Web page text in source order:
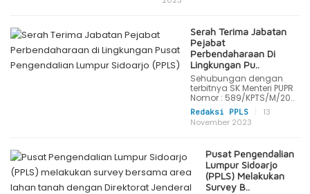
Serah Terima Jabatan
Pejabat
Perbendaharaan Di
Lingkungan Pu..
Sehubungan dengan
terbitnya SK Menteri PUPR
Nomor : 589/KPTS/M/20..
Redaksi PPLS
13
November 2023
Pusat Pengendalian
Lumpur Sidoarjo
(PPLS) Melakukan
Survey B..